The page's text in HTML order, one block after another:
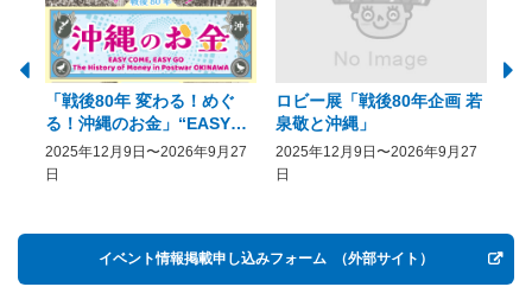
「戦後80年 変わる！めぐ
る！沖縄のお金」“EASY
COME, EASY GO － The
History of Money in
2025年12月9日〜2026年9月27
日
ロビー展「戦後80年企画 若
泉敬と沖縄」
2025年12月9日〜2026年9月27
日
イベント情報掲載申し込みフォーム （外部サイト）